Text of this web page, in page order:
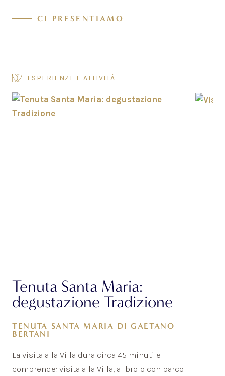
CI PRESENTIAMO
ESPERIENZE E ATTIVITÀ
Tenuta Santa Maria:
degustazione Tradizione
TENUTA SANTA MARIA DI GAETANO
BERTANI
La visita alla Villa dura circa 45 minuti e
comprende: visita alla Villa, al brolo con parco